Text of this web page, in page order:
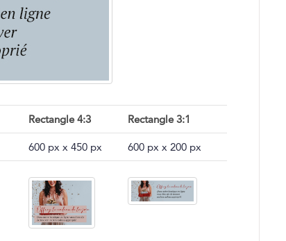
Rectangle 4:3 Rectangle 3:1
600 px x 450 px 600 px x 200 px